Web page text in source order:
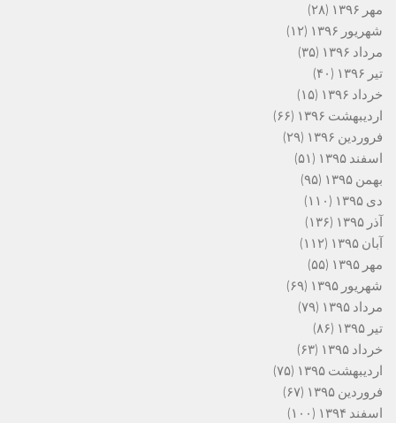
مهر ۱۳۹۶
(۲۸)
شهریور ۱۳۹۶
(۱۲)
مرداد ۱۳۹۶
(۳۵)
تیر ۱۳۹۶
(۴۰)
خرداد ۱۳۹۶
(۱۵)
اردیبهشت ۱۳۹۶
(۶۶)
فروردین ۱۳۹۶
(۲۹)
اسفند ۱۳۹۵
(۵۱)
بهمن ۱۳۹۵
(۹۵)
دی ۱۳۹۵
(۱۱۰)
آذر ۱۳۹۵
(۱۳۶)
آبان ۱۳۹۵
(۱۱۲)
مهر ۱۳۹۵
(۵۵)
شهریور ۱۳۹۵
(۶۹)
مرداد ۱۳۹۵
(۷۹)
تیر ۱۳۹۵
(۸۶)
خرداد ۱۳۹۵
(۶۳)
اردیبهشت ۱۳۹۵
(۷۵)
فروردین ۱۳۹۵
(۶۷)
اسفند ۱۳۹۴
(۱۰۰)